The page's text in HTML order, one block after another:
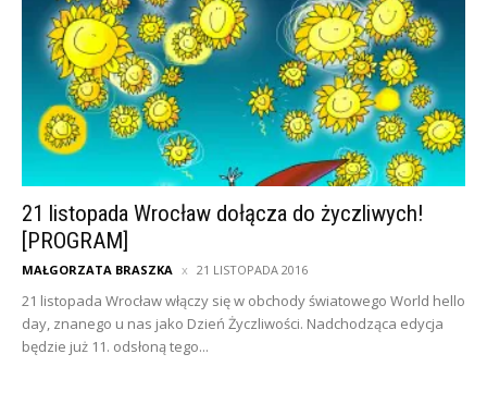
21 listopada Wrocław dołącza do życzliwych!
[PROGRAM]
MAŁGORZATA BRASZKA 21 LISTOPADA 2016
21 listopada Wrocław włączy się w obchody światowego World hello
day, znanego u nas jako Dzień Życzliwości. Nadchodząca edycja
będzie już 11. odsłoną tego...